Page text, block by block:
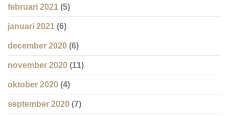
februari 2021 (5)
januari 2021 (6)
december 2020 (6)
november 2020 (11)
oktober 2020 (4)
september 2020 (7)